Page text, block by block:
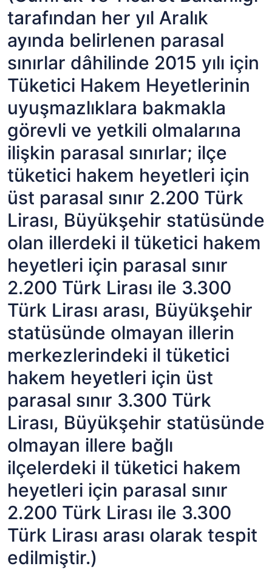
tarafından her yıl Aralık
ayında belirlenen parasal
sınırlar dâhilinde 2015 yılı için
Tüketici Hakem Heyetlerinin
uyuşmazlıklara bakmakla
görevli ve yetkili olmalarına
ilişkin parasal sınırlar; ilçe
tüketici hakem heyetleri için
üst parasal sınır 2.200 Türk
Lirası, Büyükşehir statüsünde
olan illerdeki il tüketici hakem
heyetleri için parasal sınır
2.200 Türk Lirası ile 3.300
Türk Lirası arası, Büyükşehir
statüsünde olmayan illerin
merkezlerindeki il tüketici
hakem heyetleri için üst
parasal sınır 3.300 Türk
Lirası, Büyükşehir statüsünde
olmayan illere bağlı
ilçelerdeki il tüketici hakem
heyetleri için parasal sınır
2.200 Türk Lirası ile 3.300
Türk Lirası arası olarak tespit
edilmiştir.)